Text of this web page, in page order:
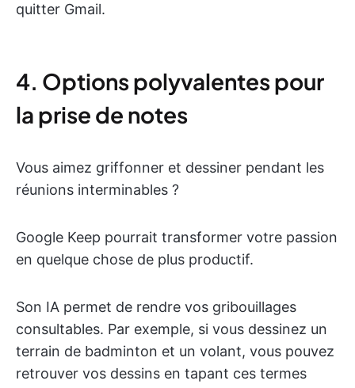
quitter Gmail.
4. Options polyvalentes pour
la prise de notes
Vous aimez griffonner et dessiner pendant les
réunions interminables ?
Google Keep pourrait transformer votre passion
en quelque chose de plus productif.
Son IA permet de rendre vos gribouillages
consultables. Par exemple, si vous dessinez un
terrain de badminton et un volant, vous pouvez
retrouver vos dessins en tapant ces termes